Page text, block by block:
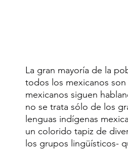
La gran mayoría de la
todos los mexicanos
mexicanos siguen
no se trata sólo de los
lenguas indígenas
un colorido tapiz de
los grupos lingüísticos-